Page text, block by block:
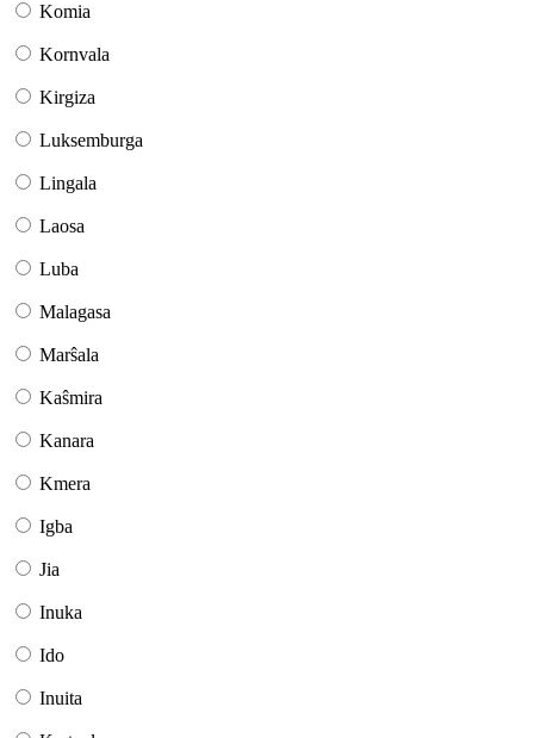
Komia
Kornvala
Kirgiza
Luksemburga
Lingala
Laosa
Luba
Malagasa
Marŝala
Kaŝmira
Kanara
Kmera
Igba
Jia
Inuka
Ido
Inuita